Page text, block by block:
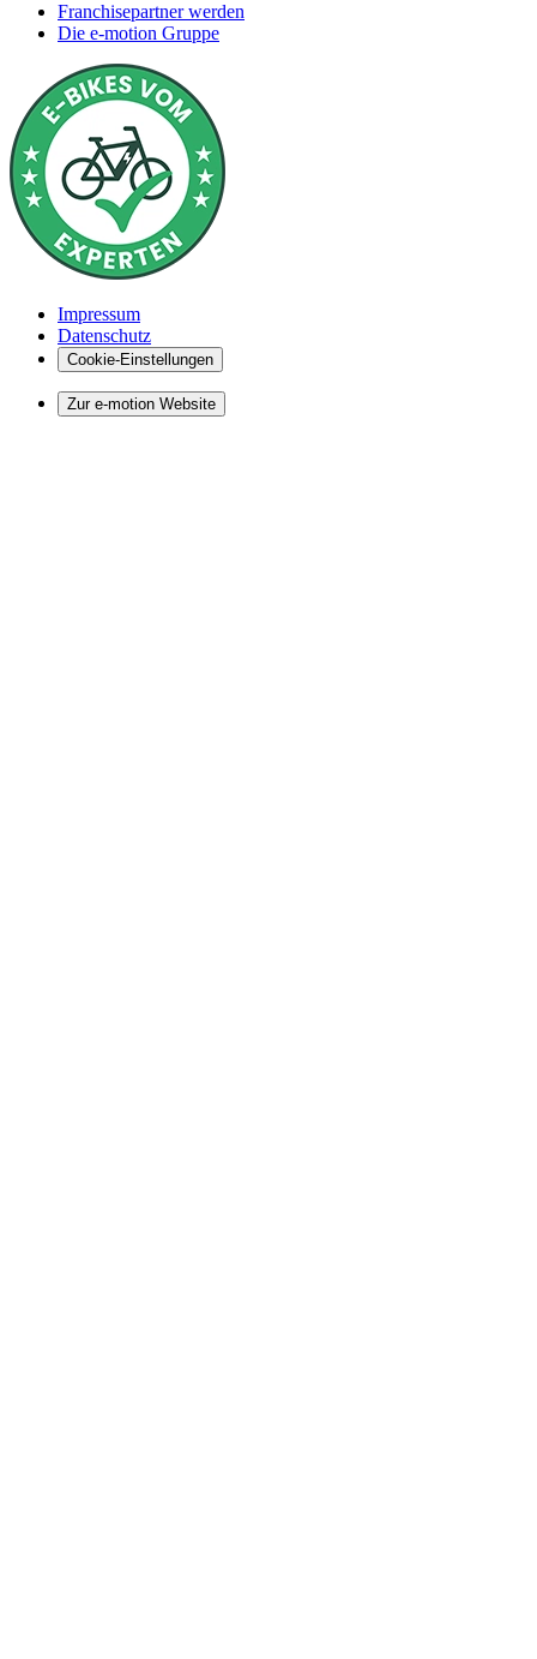
Franchisepartner werden
Die e-motion Gruppe
Impressum
Datenschutz
Cookie-Einstellungen
Zur e-motion Website